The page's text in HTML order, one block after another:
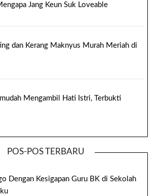
Jang Keun Suk Loveable
dan Kerang Maknyus Murah Meriah di
Mengambil Hati Istri, Terbukti
POS-POS TERBARU
Dengan Kesigapan Guru BK di Sekolah